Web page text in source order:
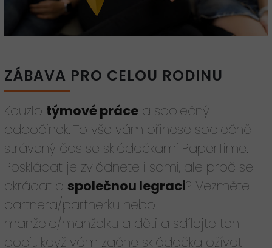
ZÁBAVA PRO CELOU RODINU
Kouzlo týmové práce a společný
odpočinek. To vše vám přinese společně
strávený čas se skládačkami PaperTime.
Poskládat je zvládnete i sami, ale proč se
okrádat o společnou legraci? Vezměte
partnera/partnerku nebo
manžela/manželku a děti a sdílejte ten
pocit, když vám začne skládačka ožívat